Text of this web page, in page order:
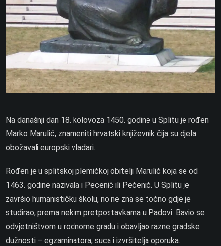
Na današnji dan 18. kolovoza 1450. godine u Splitu je rođen
Marko Marulić, znameniti hrvatski književnik čija su djela
obožavali europski vladari.
Rođen je u splitskoj plemićkoj obitelji Marulić koja se od
1463. godine nazivala i Pecenić ili Pečenić. U Splitu je
završio humanističku školu, no ne zna se točno gdje je
studirao, prema nekim pretpostavkama u Padovi. Bavio se
odvjetništvom u rodnome gradu i obavljao razne gradske
dužnosti – egzaminatora, suca i izvršitelja oporuka.